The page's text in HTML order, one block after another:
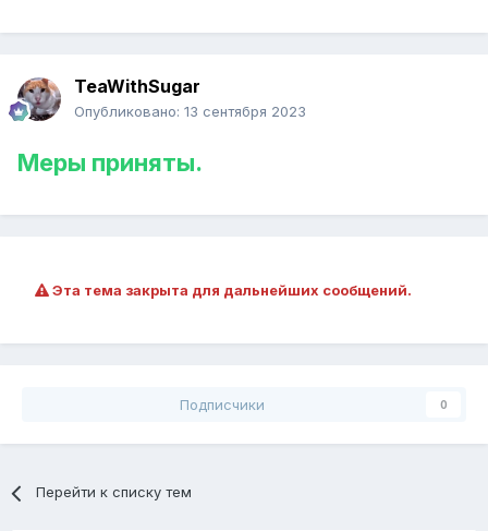
TeaWithSugar
Опубликовано: 13 сентября 2023
Меры приняты.
Эта тема закрыта для дальнейших сообщений.
Подписчики 0
Перейти к списку тем